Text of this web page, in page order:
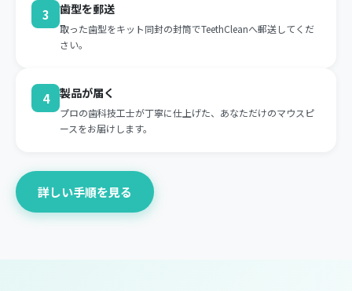
3 歯型を郵送
取った歯型をキット同封の封筒でTeethCleanへ郵送してくだ
さい。
4 製品が届く
プロの歯科技工士が丁寧に仕上げた、あなただけのマウスピ
ースをお届けします。
詳しい手順を見る